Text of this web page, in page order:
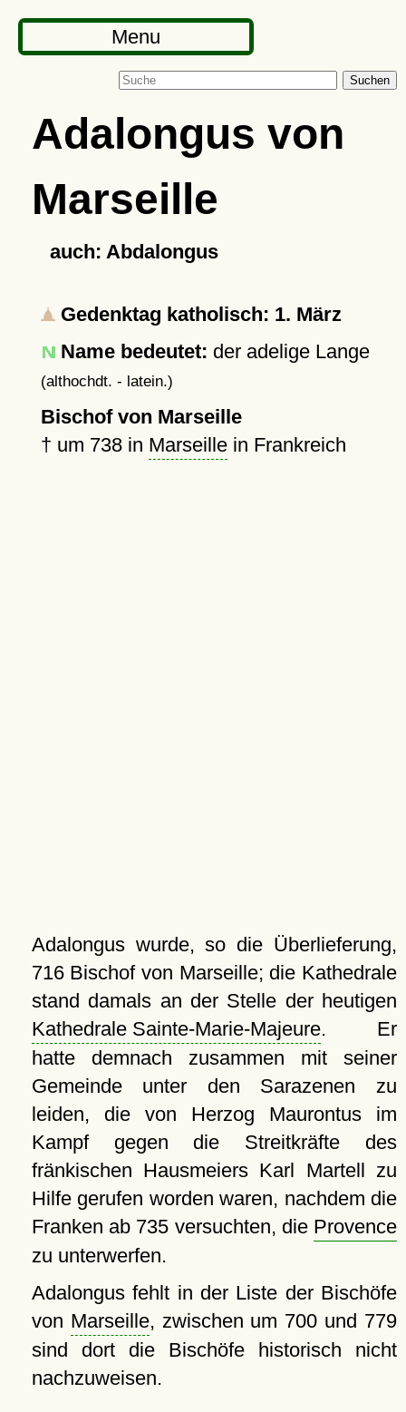
Menu
Suchen
Adalongus von
Marseille
auch: Abdalongus
Gedenktag katholisch: 1. März
Name bedeutet: der adelige Lange
(althochdt. - latein.)
Bischof von Marseille
† um 738in Marseillein Frankreich
Adalongus wurde, so die Überlieferung,
716 Bischof von Marseille; die Kathedrale
stand damals an der Stelle der heutigen
Kathedrale Sainte-Marie-Majeure. Er
hatte demnach zusammen mit seiner
Gemeinde unter den Sarazenen zu
leiden, die von Herzog Maurontus im
Kampf gegen die Streitkräfte des
fränkischen Hausmeiers Karl Martell zu
Hilfe gerufen worden waren, nachdem die
Franken ab 735 versuchten, die Provence
zu unterwerfen.
Adalongus fehlt in der Liste der Bischöfe
von Marseille, zwischen um 700 und 779
sind dort die Bischöfe historisch nicht
nachzuweisen.